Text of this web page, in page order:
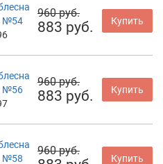
№54
960 руб.
883 руб. Купить
№56
960 руб.
883 руб. Купить
№58
960 руб.
Купить